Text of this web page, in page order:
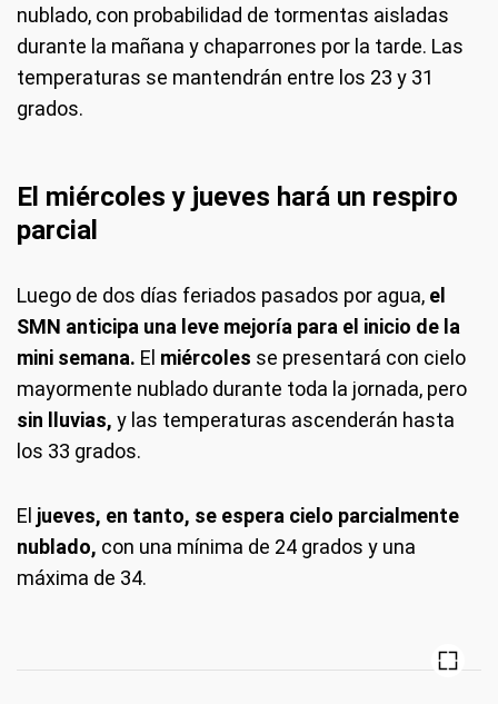
nublado, con probabilidad de tormentas aisladas
durante la mañana y chaparrones por la tarde. Las
temperaturas se mantendrán entre los 23 y 31
grados.
El miércoles y jueves hará un respiro
parcial
Luego de dos días feriados pasados por agua, el
SMN anticipa una leve mejoría para el inicio de la
mini semana. El miércoles se presentará con cielo
mayormente nublado durante toda la jornada, pero
sin lluvias, y las temperaturas ascenderán hasta
los 33 grados.
El jueves, en tanto, se espera cielo parcialmente
nublado, con una mínima de 24 grados y una
máxima de 34.